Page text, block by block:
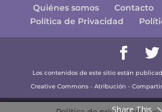
Quiénes somos Contacto
Política de Privacidad
Los contenidos de este sitio están
Creative Commons - Atribución -
Share This